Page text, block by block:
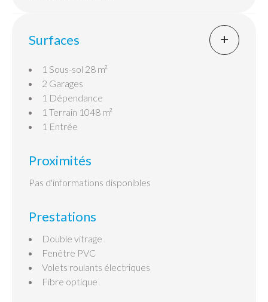
Surfaces
1 Sous-sol 28 m²
2 Garages
1 Dépendance
1 Terrain 1048 m²
1 Entrée
Proximités
Pas d'informations disponibles
Prestations
Double vitrage
Fenêtre PVC
Volets roulants électriques
Fibre optique